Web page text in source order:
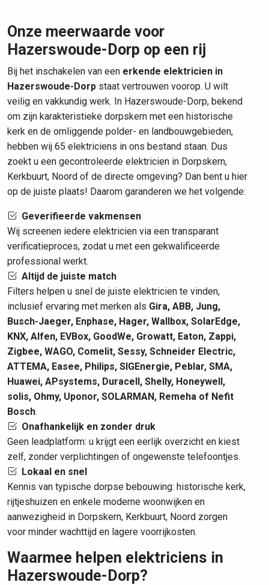
Onze meerwaarde voor
Hazerswoude-Dorp op een rij
Bij het inschakelen van een erkende elektricien in
Hazerswoude-Dorp staat vertrouwen voorop. U wilt
veilig en vakkundig werk. In Hazerswoude-Dorp, bekend
om zijn karakteristieke dorpskern met een historische
kerk en de omliggende polder- en landbouwgebieden,
hebben wij 65 elektriciens in ons bestand staan. Dus
zoekt u een gecontroleerde elektricien in Dorpskern,
Kerkbuurt, Noord of de directe omgeving? Dan bent u hier
op de juiste plaats! Daarom garanderen we het volgende:
Geverifieerde vakmensen
Wij screenen iedere elektricien via een transparant
verificatieproces, zodat u met een gekwalificeerde
professional werkt.
Altijd de juiste match
Filters helpen u snel de juiste elektricien te vinden,
inclusief ervaring met merken als Gira, ABB, Jung,
Busch-Jaeger, Enphase, Hager, Wallbox, SolarEdge,
KNX, Alfen, EVBox, GoodWe, Growatt, Eaton, Zappi,
Zigbee, WAGO, Comelit, Sessy, Schneider Electric,
ATTEMA, Easee, Philips, SIGEnergie, Peblar, SMA,
Huawei, APsystems, Duracell, Shelly, Honeywell,
solis, Ohmy, Uponor, SOLARMAN, Remeha of Nefit
Bosch.
Onafhankelijk en zonder druk
Geen leadplatform: u krijgt een eerlijk overzicht en kiest
zelf, zonder verplichtingen of ongewenste telefoontjes.
Lokaal en snel
Kennis van typische dorpse bebouwing: historische kerk,
rijtjeshuizen en enkele moderne woonwijken en
aanwezigheid in Dorpskern, Kerkbuurt, Noord zorgen
voor minder wachttijd en lagere voorrijkosten.
Waarmee helpen elektriciens in
Hazerswoude-Dorp?